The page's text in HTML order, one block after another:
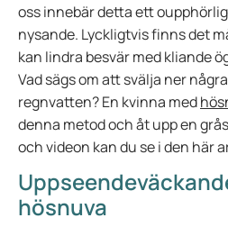
oss innebär detta ett
nysande. Lyckligtvis finns det
kan lindra besvär med kliande
Vad sägs om att svälja ner
regnvatten? En kvinna med
denna metod och åt upp en
och videon kan du se i den här
hösnuva